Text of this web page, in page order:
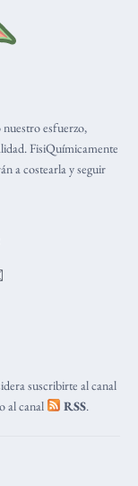
esfuerzo,
FisiQuímicamente
a costearla y seguir
suscribirte al canal
al canal RSS.